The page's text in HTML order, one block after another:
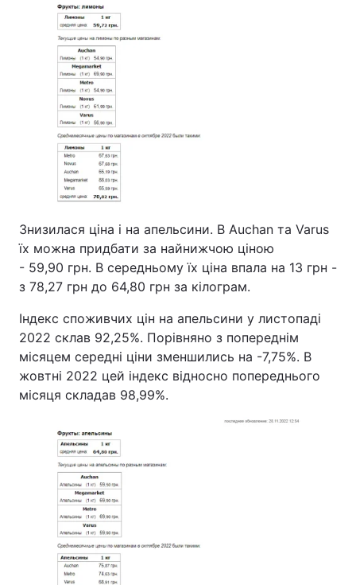
Знизилася ціна і на апельсини. В Auchan та Varus
їх можна придбати за найнижчою ціною
- 59,90 грн. В середньому їх ціна впала на 13 грн -
з 78,27 грн до 64,80 грн за кілограм.
Індекс споживчих цін на апельсини у листопаді
2022 склав 92,25%. Порівняно з попереднім
місяцем середні ціни зменшились на -7,75%. В
жовтні 2022 цей індекс відносно попереднього
місяця складав 98,99%.